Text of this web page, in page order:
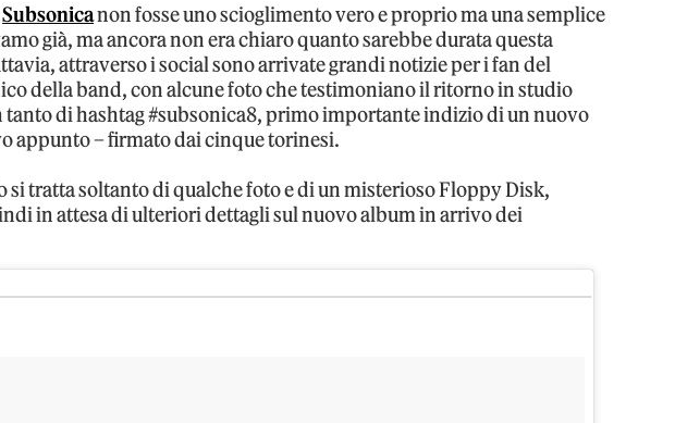
Subsonicanon fosse uno scioglimento vero e proprio ma una semplice
già, ma ancora non era chiaro quanto sarebbe durata questa
attraverso i social sono arrivate grandi notizie per i fan del
della band, con alcune foto che testimoniano il ritorno in studio
tanto di hashtag #subsonica8, primo importante indizio di un nuovo
appunto – firmato dai cinque torinesi.
si tratta soltanto di qualche foto e di un misterioso Floppy Disk,
in attesa di ulteriori dettagli sul nuovo album in arrivo dei